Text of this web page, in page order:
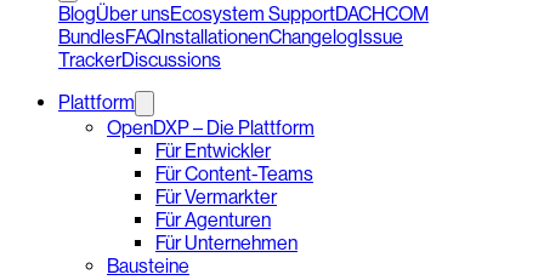
BlogÜber unsEcosystem SupportDACHCOM
BundlesFAQInstallationenChangelogIssue
TrackerDiscussions
Plattform
OpenDXP – Die Plattform
Für Entwickler
Für Content-Teams
Für Vermarkter
Für Agenturen
Für Unternehmen
Bausteine